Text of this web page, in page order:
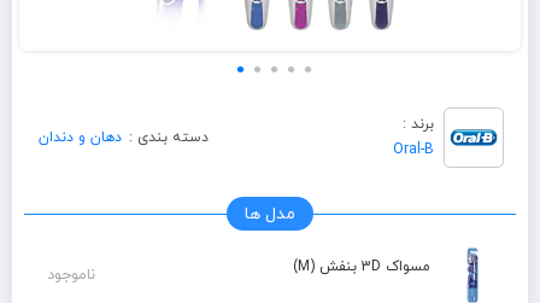
برند :
Oral-B
دسته بندی : دهان و دندان
مدل ها
مسواک 3D بنفش (M) ناموجود